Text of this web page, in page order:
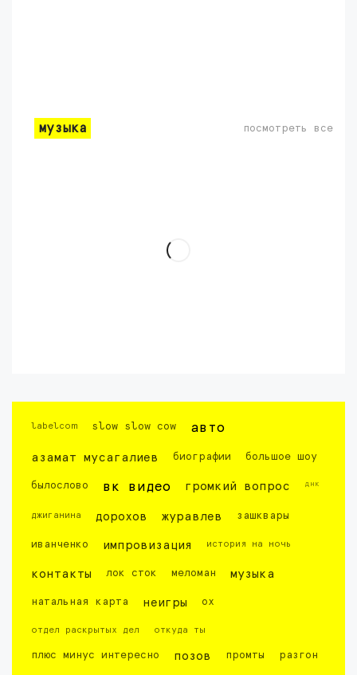
музыка посмотреть все
labelcom slow slow cow авто
азамат мусагалиев биографии большое шоу
былослово вк видео громкий вопрос днк
джиганина дорохов журавлев зашквары
иванченко импровизация история на ночь
контакты лок сток меломан музыка
натальная карта неигры ох
отдел раскрытых дел откуда ты
плюс минус интересно позов промты разгон